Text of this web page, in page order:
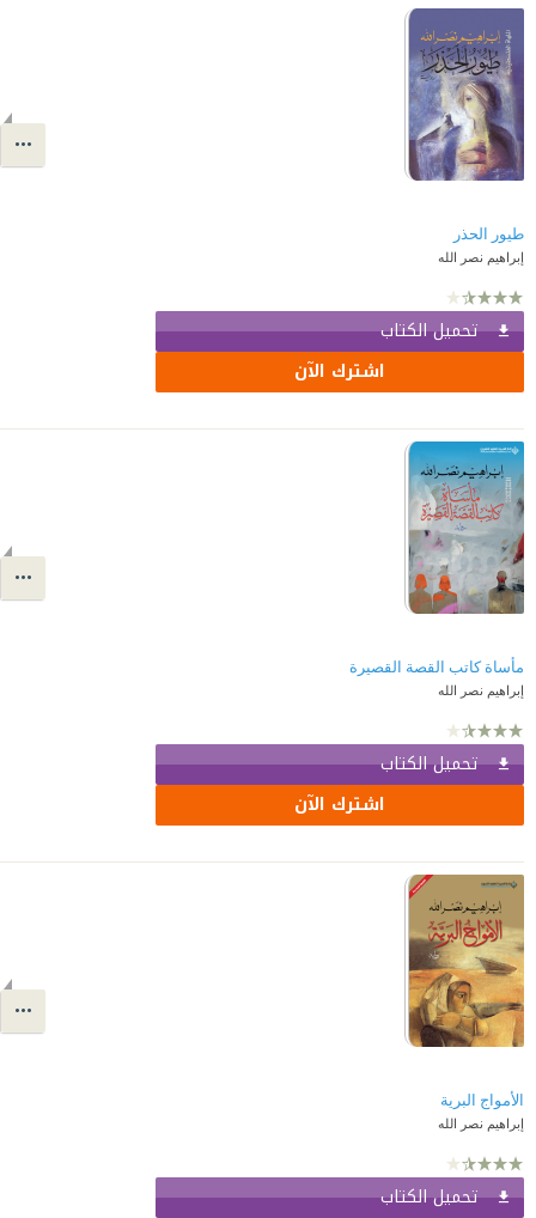
طيور الحذر
إبراهيم نصر الله
تحميل الكتاب
اشترك الآن
مأساة كاتب القصة القصيرة
إبراهيم نصر الله
تحميل الكتاب
اشترك الآن
الأمواج البرية
إبراهيم نصر الله
تحميل الكتاب